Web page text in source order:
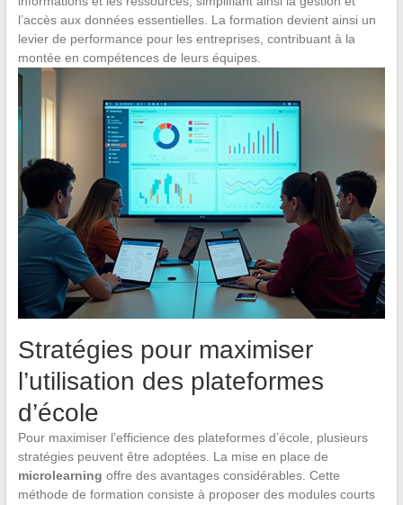
l’accès aux données essentielles. La formation devient ainsi un
levier de performance pour les entreprises, contribuant à la
montée en compétences de leurs équipes.
Stratégies pour maximiser
l’utilisation des plateformes
d’école
Pour maximiser l’efficience des plateformes d’école, plusieurs
stratégies peuvent être adoptées. La mise en place de
microlearning offre des avantages considérables. Cette
méthode de formation consiste à proposer des modules courts